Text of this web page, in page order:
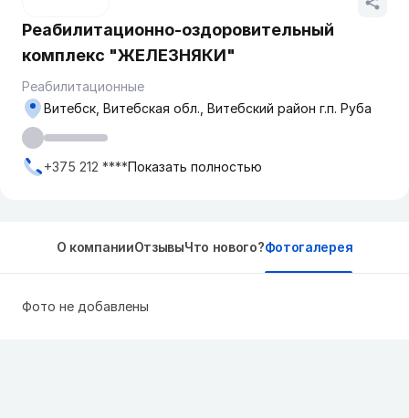
Реабилитационно-оздоровительный
комплекс "ЖЕЛЕЗНЯКИ"
Реабилитационные
Витебск, Витебская обл., Витебский район г.п. Руба
+375 212 ****Показать полностью
О компанииОтзывыЧто нового?Фотогалерея
Фото не добавлены